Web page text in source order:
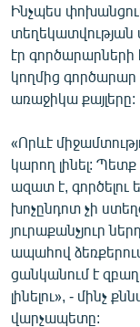
ՓՈԴՔԱՍԹ
Հայերեն
English
Русский
ՀԵՏԵՎԵՔ ՄԵԶ
«Ազատության»
Ինչպես
տեղեկատվության
էր
կողմից գործարար
առաջիկա քայլերը:
«Որևէ
կարող լինել:
ազատ է, գործելու
խոչընդոտ չի
յուրաքանչյուր
ապահով
ցանկանում է
լինելու», - մինչ
վարչապետը: